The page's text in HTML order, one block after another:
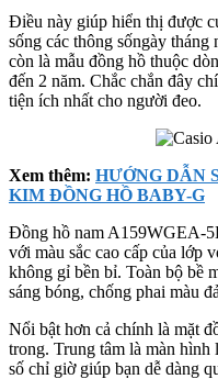
Điều này giúp hiển thị được
sống các thông sốngày
còn là mẫu đồng hồ thuộc
đến 2 năm. Chắc chắn đây
tiện ích nhất cho người đeo.
Xem thêm: HƯỚNG DẪN
KIM ĐỒNG HỒ BABY-G
Đồng hồ nam A159WGEA-
với màu sắc cao cấp của lớp
không gỉ bền bỉ. Toàn bộ bề
sáng bóng, chống phai màu
Nổi bật hơn cả chính là mặt
trong. Trung tâm là màn hình
số chỉ giờ giúp bạn dễ dàng